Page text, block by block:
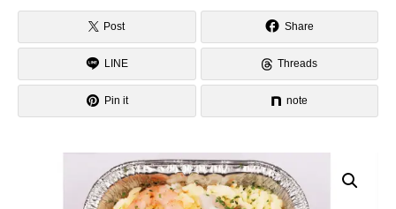
Post Share
LINE Threads
Pin it note